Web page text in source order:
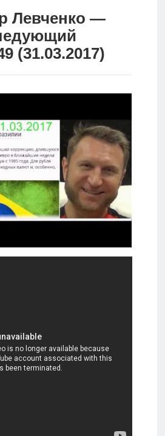
Левченко —
(31.03.2017)